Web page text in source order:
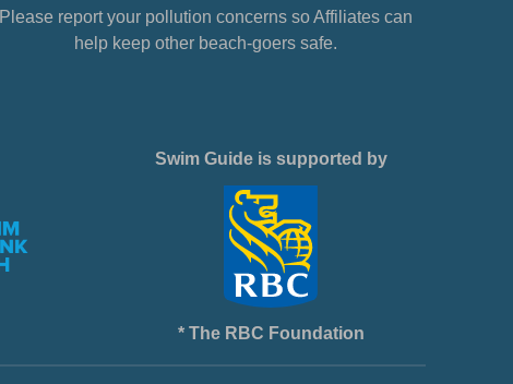
Please report your pollution concerns so Affiliates can
help keep other beach-goers safe.
Swim Guide is supported by
* The RBC Foundation